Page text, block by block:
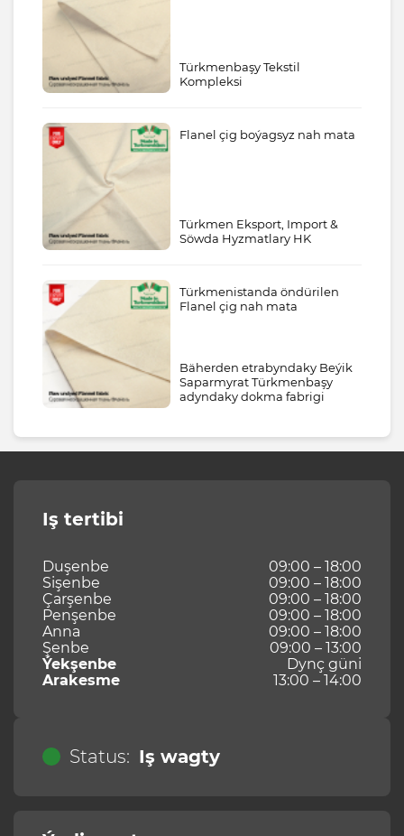
Türkmenbaşy Tekstil
Kompleksi
Flanel çig boýagsyz nah mata
Türkmen Eksport, Import &
Söwda Hyzmatlary HK
Türkmenistanda öndürilen
Flanel çig nah mata
Bäherden etrabyndaky Beýik
Saparmyrat Türkmenbaşy
adyndaky dokma fabrigi
Iş tertibi
Duşenbe
09:00 – 18:00
Sişenbe
09:00 – 18:00
Çarşenbe
09:00 – 18:00
Penşenbe
09:00 – 18:00
Anna
09:00 – 18:00
Şenbe
09:00 – 13:00
Ýekşenbe
Dynç güni
Arakesme
13:00 – 14:00
Status: Iş wagty